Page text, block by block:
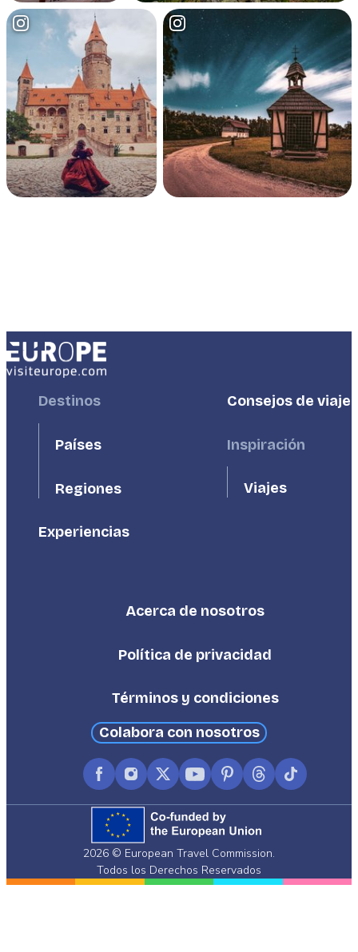
FooterDestinos
Países
Regiones
Experiencias
FooterConsejos de viaje
Inspiración
Viajes
Footer
Acerca de nosotros
Política de privacidad
Términos y condiciones
Colabora con nosotros
FacebookInstagram
X
(formerly
Twitter)
YouTubePinterest
ThreadsTikTok
2026 © European Travel Commission.
Todos los Derechos Reservados